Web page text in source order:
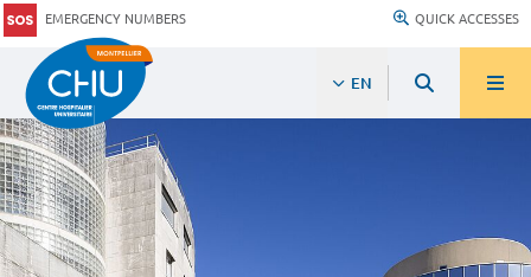
EMERGENCY NUMBERS QUICK ACCESSES
EN